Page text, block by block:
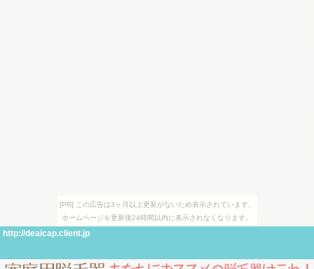
[PR] この広告は3ヶ月以上更新がないため表示されています。
ホームページを更新後24時間以内に表示されなくなります。
http://deaicap.client.jp